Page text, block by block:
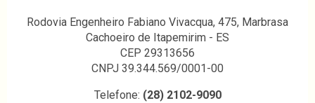
Rodovia Engenheiro Fabiano Vivacqua, 475, Marbrasa
Cachoeiro de Itapemirim - ES
CEP 29313656
CNPJ 39.344.569/0001-00
Telefone: (28) 2102-9090